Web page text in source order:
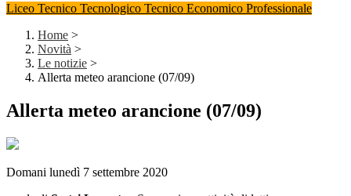
Liceo Tecnico Tecnologico Tecnico Economico Professionale
Home >
Novità >
Le notizie >
Allerta meteo arancione (07/09)
Allerta meteo arancione (07/09)
Domani lunedì 7 settembre 2020